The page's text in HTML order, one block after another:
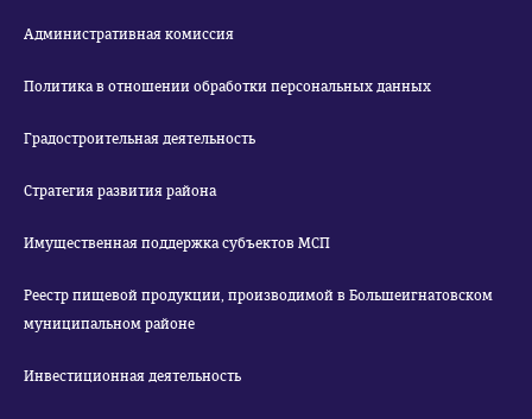
Административная комиссия
Политика в отношении обработки персональных данных
Градостроительная деятельность
Стратегия развития района
Имущественная поддержка субъектов МСП
Реестр пищевой продукции, производимой в Большеигнатовском
муниципальном районе
Инвестиционная деятельность